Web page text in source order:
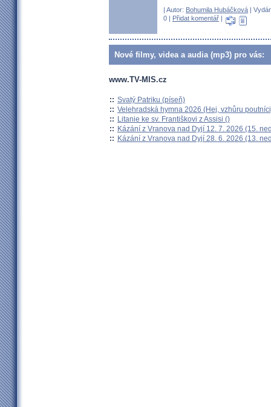
| Autor: Bohumila Hubáčková |
0 | Přidat komentář |
Nové filmy, videa a audia (mp3) pro vás:
www.TV-MIS.cz
:: Svatý Patriku (píseň)
:: Velehradská hymna 2026 (Hej, vzhůru
:: Litanie ke sv. Františkovi z Assisi ()
:: Kázání z Vranova nad Dyjí 12. 7. 2026 (15.
:: Kázání z Vranova nad Dyjí 28. 6. 2026 (13.